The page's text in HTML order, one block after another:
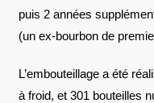
puis 2 années
(un ex-bourbon de
L’embouteillage a été
à froid, et 301 bouteilles